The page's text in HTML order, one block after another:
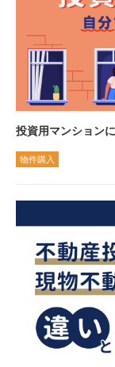
物件購入
投資用マンション